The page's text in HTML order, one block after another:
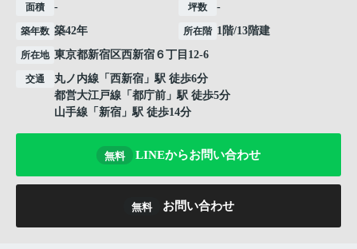
面積 - 坪数 -
築年数 築42年 所在階 1階/13階建
所在地 東京都新宿区西新宿 ６丁目12‐6
交通 丸ノ内線 「 西新宿 」駅 徒歩6分
都営大江戸線 「 都庁前 」駅 徒歩5分
山手線 「 新宿 」駅 徒歩14分
無料 LINEからお問い合わせ
無料 お問い合わせ